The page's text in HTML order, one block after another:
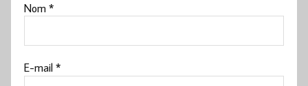
Nom*
E-mail*